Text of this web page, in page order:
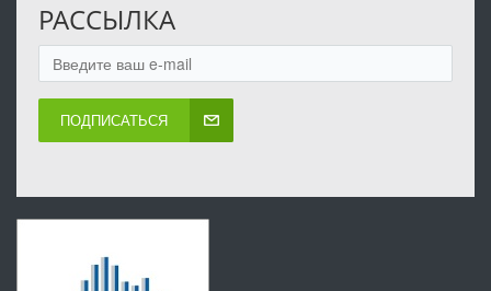
РАССЫЛКА
ПОДПИСАТЬСЯ